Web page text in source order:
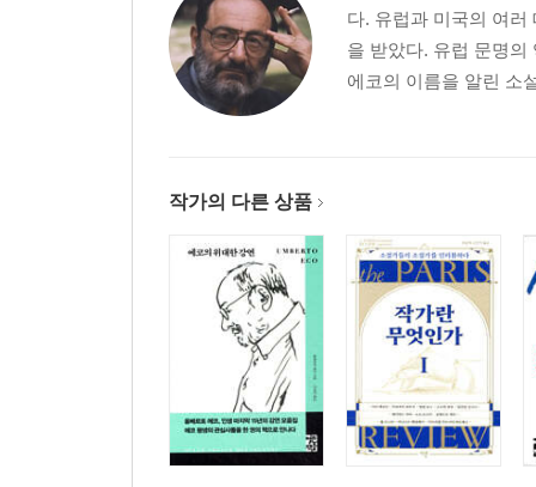
다. 유럽과 미국의 여러
을 받았다. 유럽 문명
에코의 이름을 알린 소
작가의 다른 상품